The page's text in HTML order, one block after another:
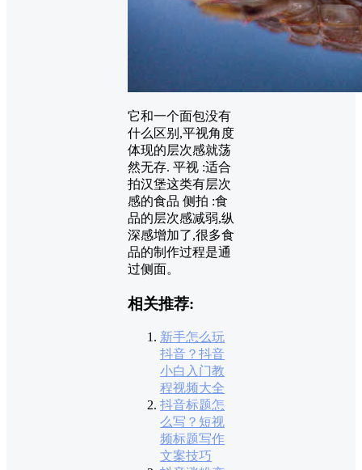
它和一个面包没有
什么区别,平视角度
体现的层次感就荡
然无存. 平视 :适合
拍汉堡这类有层次
感的食品 侧拍 :食
品的层次感减弱,纵
深感增加了,很多食
品的制作过程是通
过侧面。
相关推荐:
新手怎么玩
抖音？抖音
小白入门教
程视频大全
抖音标题怎
么写？短视
频标题写作
文案技巧